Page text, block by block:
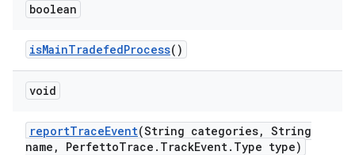
boolean
isMainTradefedProcess()
void
reportTraceEvent(String categories, String
name , PerfettoTrace . TrackEvent. Type type)